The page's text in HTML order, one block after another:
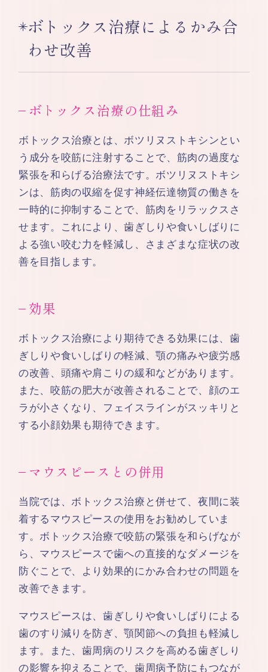
ボトックス治療によるかみ合
わせ改善
ボトックス治療の仕組み
ボトックス治療とは、ボツリヌストキシンとい
う成分を咬筋に注射することで、筋肉の過度な
緊張を和らげる治療法です。ボツリヌストキシ
ンは、筋肉の収縮を促す神経伝達物質の働きを
一時的に抑制することで、筋肉をリラックスさ
せます。これにより、歯ぎしりや食いしばりに
よる強い咬む力を軽減し、さまざまな症状の改
善を目指します。
効果
ボトックス治療により期待できる効果には、歯
ぎしりや食いしばりの軽減、顎の痛みや疲労感
の改善、頭痛や肩こりの緩和などがあります。
また、咬筋の肥大が改善されることで、顔のエ
ラが小さくなり、フェイスラインがスッキリと
する小顔効果も期待できます。
マウスピースとの併用
当院では、ボトックス治療と併せて、夜間に装
着するマウスピースの使用をお勧めしていま
す。ボトックス治療で咬筋の緊張を和らげなが
ら、マウスピースで歯への直接的なダメージを
防ぐことで、より効果的にかみ合わせの問題を
改善できます。
マウスピースは、歯ぎしりや食いしばりによる
歯のすり減りを防ぎ、顎関節への負担も軽減し
ます。また、歯周病のリスクを高める歯ぎしり
の影響を抑えることで、歯周病予防にもつなが